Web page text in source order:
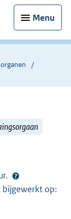
Menu
bijgewerkt op: